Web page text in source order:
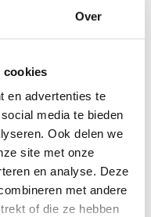
Over
cookies
en advertenties te
media te bieden
Ook delen we
site met onze
en analyse. Deze
met andere
of die ze hebben